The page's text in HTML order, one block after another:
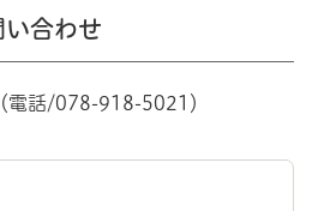
合わせ
電話/078-918-5021）